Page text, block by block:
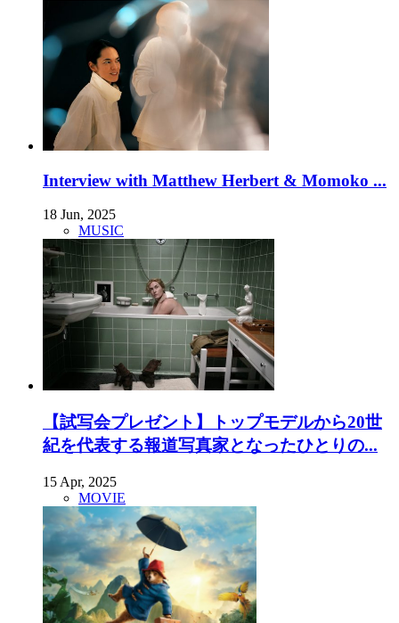
Interview with Matthew Herbert & Momoko ...
18 Jun, 2025
MUSIC
【試写会プレゼント】トップモデルから20世
紀を代表する報道写真家となったひとりの...
15 Apr, 2025
MOVIE